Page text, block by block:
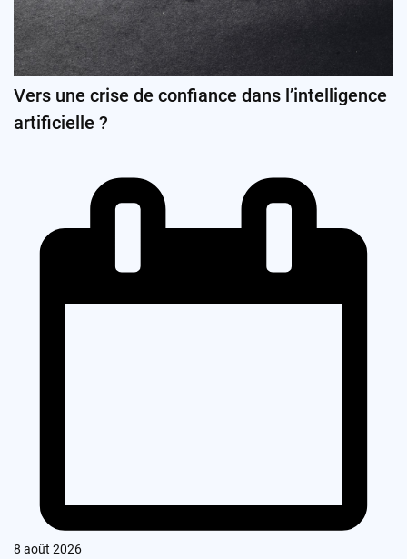
Vers une crise de confiance dans l’intelligence
artificielle ?
8 août 2026